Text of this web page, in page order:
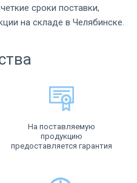
сроки поставки,
на складе в Челябинске.
На поставляемую
продукцию
предоставляется гарантия